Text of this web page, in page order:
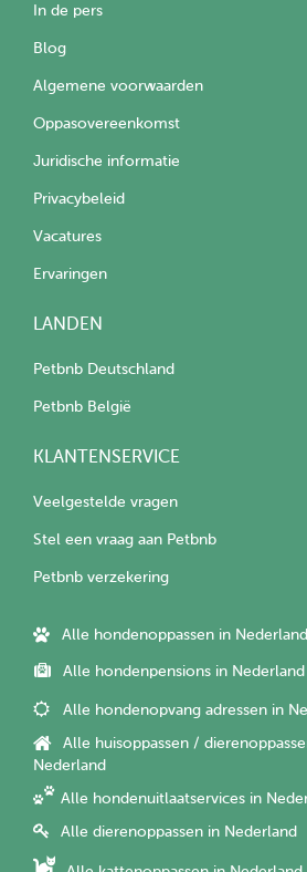
In de pers
Blog
Algemene voorwaarden
Oppasovereenkomst
Juridische informatie
Privacybeleid
Vacatures
Ervaringen
LANDEN
Petbnb Deutschland
Petbnb België
KLANTENSERVICE
Veelgestelde vragen
Stel een vraag aan Petbnb
Petbnb verzekering
Alle hondenoppassen in Nederland
Alle hondenpensions in Nederland
Alle hondenopvang adressen in
Alle huisoppassen /
Nederland
Alle hondenuitlaatservices in
Alle dierenoppassen in Nederland